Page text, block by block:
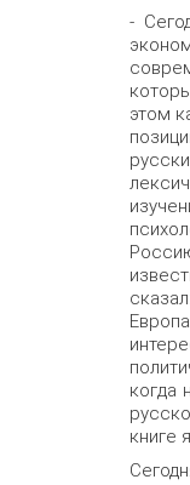
-
этом
когда
книге